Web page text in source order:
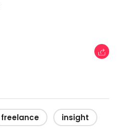
freelance insight